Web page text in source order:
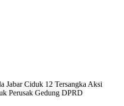
Jabar Ciduk 12 Tersangka Aksi
Perusak Gedung DPRD